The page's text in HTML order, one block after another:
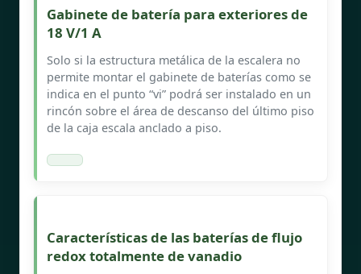
Gabinete de batería para exteriores de
18 V/1 A
Solo si la estructura metálica de la escalera no
permite montar el gabinete de baterías como se
indica en el punto “vi” podrá ser instalado en un
rincón sobre el área de descanso del último piso
de la caja escala anclado a piso.
Características de las baterías de flujo
redox totalmente de vanadio